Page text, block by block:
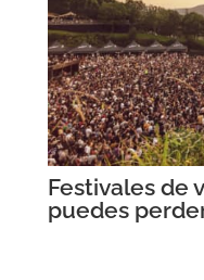
Festivales de
puedes